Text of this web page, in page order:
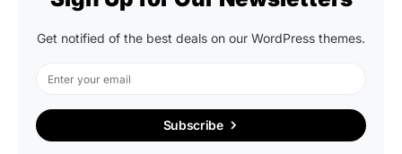
Get notified of the best deals on our WordPress themes.
Subscribe